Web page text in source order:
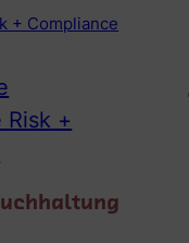
+ Compliance
Risk +